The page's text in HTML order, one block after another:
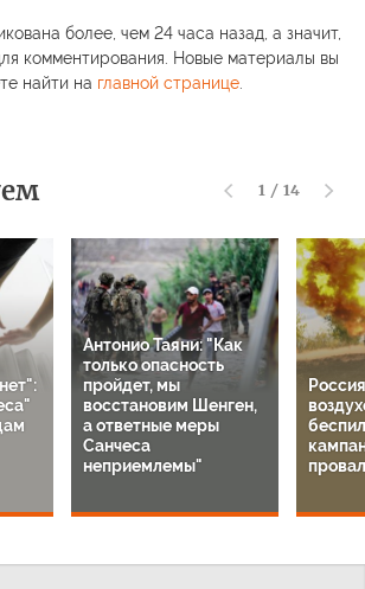
более, чем 24 часа назад, а значит,
комментирования. Новые материалы вы
найти на главной странице.
1 / 14
Антонио Таяни: "Как
только опасность
пройдет, мы
восстановим Шенген,
а ответные меры
Санчеса
неприемлемы"